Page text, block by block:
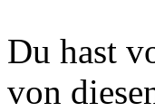
Du hast
von